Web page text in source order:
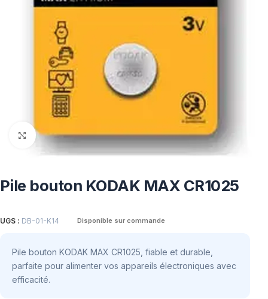
Click to enlarge
Pile bouton KODAK MAX CR1025
UGS : DB-01-K14 Disponible sur commande
Pile bouton KODAK MAX CR1025, fiable et durable,
parfaite pour alimenter vos appareils électroniques avec
efficacité.